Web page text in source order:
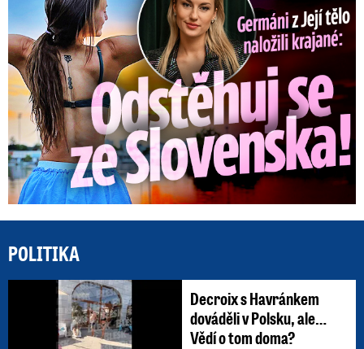
POLITIKA
Decroix s Havránkem
dováděli v Polsku, ale…
Vědí o tom doma?